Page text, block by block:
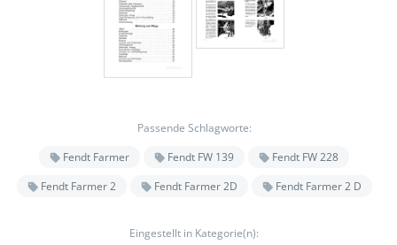
Passende Schlagworte:
Fendt Farmer
Fendt FW 139
Fendt FW 228
Fendt Farmer 2
Fendt Farmer 2D Fendt Farmer 2 D
Eingestellt in Kategorie(n):